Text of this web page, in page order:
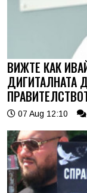
ВИЖТЕ КАК
ДИГИТАЛНАТА
07 Aug 12:10